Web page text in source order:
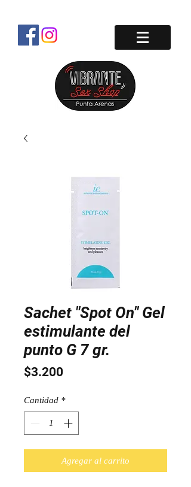
Sachet "Spot On" Gel
estimulante del
punto G 7 gr.
$3.200
Cantidad *
Agregar al carrito